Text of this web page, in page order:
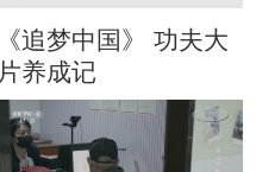
《追梦中国》 功夫大
片养成记